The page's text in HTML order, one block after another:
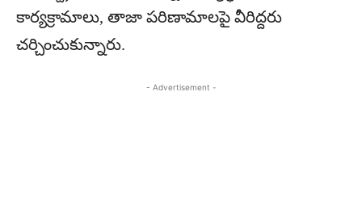
కార్యక్రామాలు, తాజా పరిణామాలపై వీరిద్దరు
చర్చించుకున్నారు.
- Advertisement -